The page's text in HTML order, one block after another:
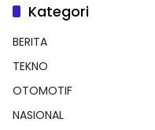
Kategori
BERITA
TEKNO
OTOMOTIF
NASIONAL